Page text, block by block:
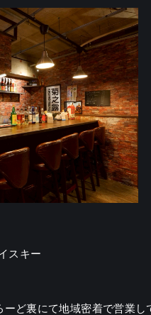
スキー
ど裏にて地域密着で営業し